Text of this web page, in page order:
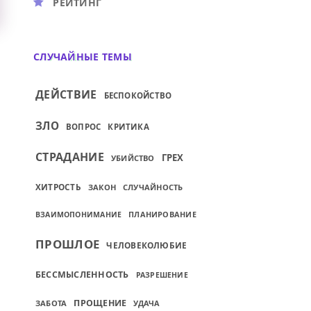
СЛУЧАЙНЫЕ ТЕМЫ
ДЕЙСТВИЕ БЕСПОКОЙСТВО
ЗЛО ВОПРОС КРИТИКА
СТРАДАНИЕ УБИЙСТВО ГРЕХ
ХИТРОСТЬ ЗАКОН СЛУЧАЙНОСТЬ
ВЗАИМОПОНИМАНИЕ ПЛАНИРОВАНИЕ
ПРОШЛОЕ ЧЕЛОВЕКОЛЮБИЕ
БЕССМЫСЛЕННОСТЬ РАЗРЕШЕНИЕ
ЗАБОТА ПРОЩЕНИЕ УДАЧА